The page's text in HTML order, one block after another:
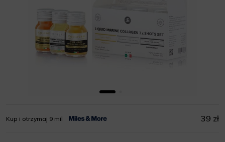
Kup i otrzymaj 9 mil 39 zł